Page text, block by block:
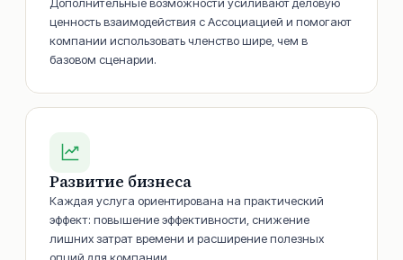
ценность взаимодействия с Ассоциацией и помогают
компании использовать членство шире, чем в
базовом сценарии.
Развитие бизнеса
Каждая услуга ориентирована на практический
эффект: повышение эффективности, снижение
лишних затрат времени и расширение полезных
опций для компании.